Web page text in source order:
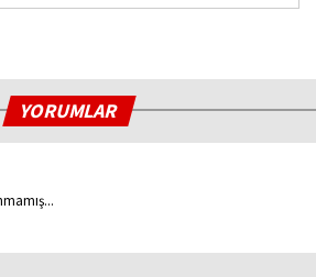
YORUMLAR